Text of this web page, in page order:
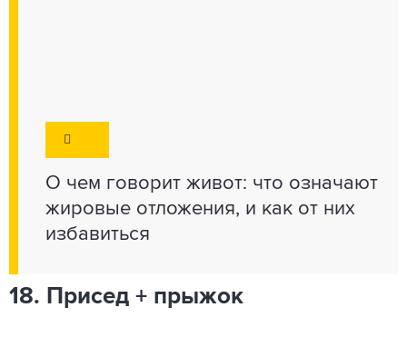
О чем говорит живот: что означают
жировые отложения, и как от них
избавиться
18. Присед + прыжок